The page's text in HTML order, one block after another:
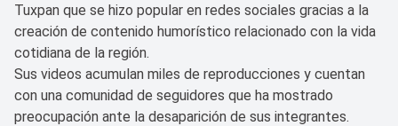
Tuxpan que se hizo popular en redes sociales gracias a la
creación de contenido humorístico relacionado con la vida
cotidiana de la región.
Sus videos acumulan miles de reproducciones y cuentan
con una comunidad de seguidores que ha mostrado
preocupación ante la desaparición de sus integrantes.